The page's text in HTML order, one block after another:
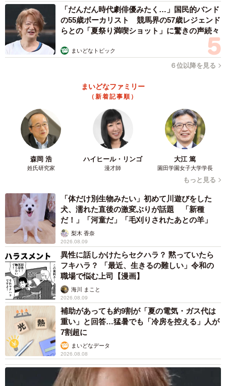
「だんだん時代劇俳優みたく…」国民的バンド
の55歳ボーカリスト 競馬界の57歳レジェンド
らとの「夏祭り満喫ショット」に驚きの声続々
まいどなトピック
６位以降を見る
まいどなファミリー
（新着記事順）
森岡 浩
姓氏研究家
ハイヒール・リンゴ
漫才師
大江 篤
園田学園女子大学学長
もっと見る
「体だけ別生物みたい」初めて川遊びをした
犬、濡れた直後の激変ぶりが話題 「新種
だ！」「河童だ」「毛刈りされたあとの羊」
梨木 香奈
2026.08.09
異性に話しかけたらセクハラ？ 黙っていたら
フキハラ？ 「最近、生きるの難しい」令和の
職場で悩む上司【漫画】
海川 まこと
2026.08.09
補助があっても約9割が「夏の電気・ガス代は
重い」と回答…猛暑でも「冷房を控える」人が
7割超に
まいどなデータ
2026.08.08